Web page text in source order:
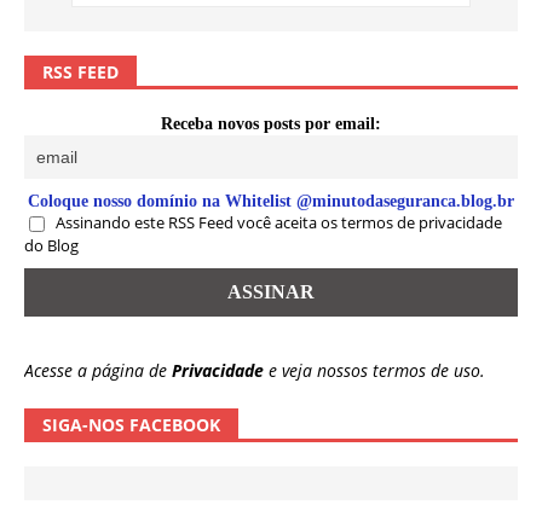
RSS FEED
Receba novos posts por email:
Coloque nosso domínio na Whitelist @minutodaseguranca.blog.br
Assinando este RSS Feed você aceita os termos de privacidade
do Blog
Acesse a página de Privacidade e veja nossos termos de uso.
SIGA-NOS FACEBOOK